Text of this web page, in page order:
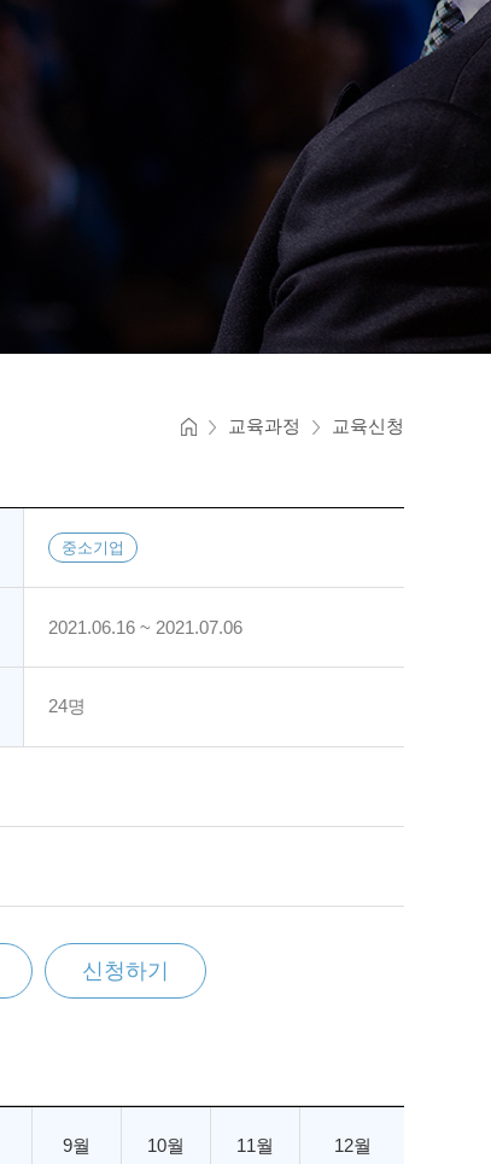
교육과정 교육신청
중소기업
2021.06.16 ~ 2021.07.06
24명
신청하기
9월 10월 11월 12월